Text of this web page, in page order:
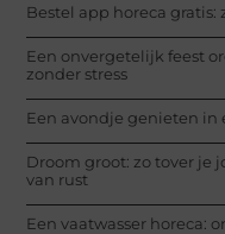
Bestel app horeca
Een onvergetelijk feest
zonder stress
Een avondje genieten in
Droom groot: zo tover je
van rust
Een vaatwasser horeca: